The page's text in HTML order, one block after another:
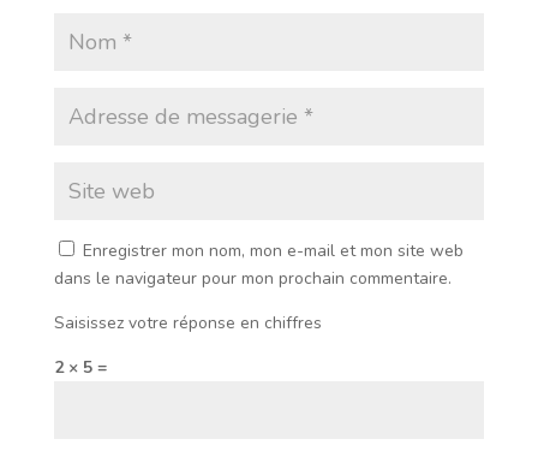
Enregistrer mon nom, mon e-mail et mon site web
dans le navigateur pour mon prochain commentaire.
Saisissez votre réponse en chiffres
2 × 5 =